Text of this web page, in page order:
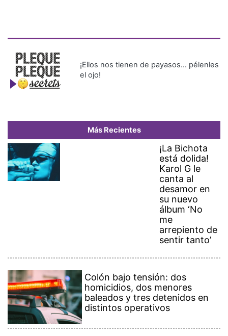
¡Ellos nos tienen de payasos… pélenles
el ojo!
Más Recientes
¡La Bichota
está dolida!
Karol G le
canta al
desamor en
su nuevo
álbum ‘No
me
arrepiento de
sentir tanto’
Colón bajo tensión: dos
homicidios, dos menores
baleados y tres detenidos en
distintos operativos